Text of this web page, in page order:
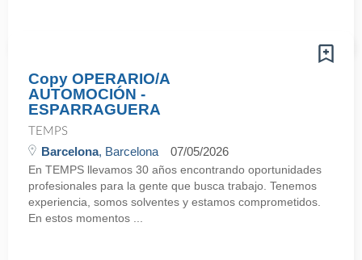
Copy OPERARIO/A
AUTOMOCIÓN -
ESPARRAGUERA
TEMPS
Barcelona, Barcelona 07/05/2026
En TEMPS llevamos 30 años encontrando oportunidades
profesionales para la gente que busca trabajo. Tenemos
experiencia, somos solventes y estamos comprometidos.
En estos momentos ...